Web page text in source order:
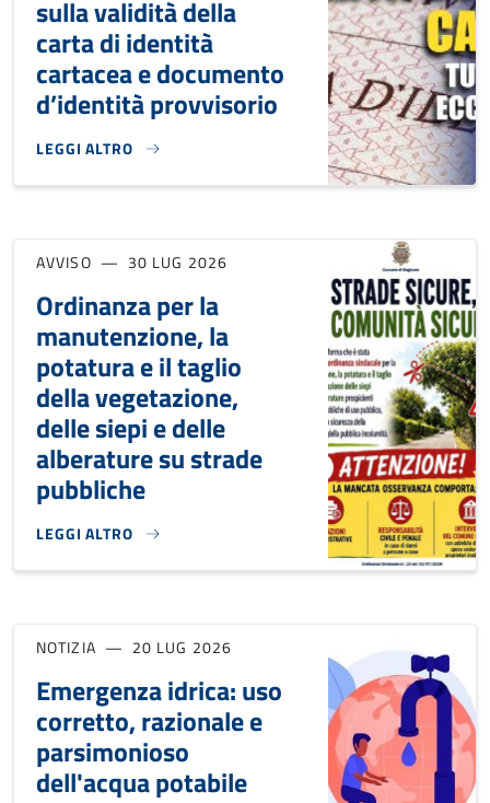
sulla validità della
carta di identità
cartacea e documento
d’identità provvisorio
LEGGI ALTRO
NUOVE DISPOSIZIONI SULLA VALIDITÀ DELLA CARTA DI
AVVISO 30 LUG 2026
Ordinanza per la
manutenzione, la
potatura e il taglio
della vegetazione,
delle siepi e delle
alberature su strade
pubbliche
LEGGI ALTRO
ORDINANZA PER LA MANUTENZIONE, LA POTATURA E IL
NOTIZIA 20 LUG 2026
Emergenza idrica: uso
corretto, razionale e
parsimonioso
dell'acqua potabile